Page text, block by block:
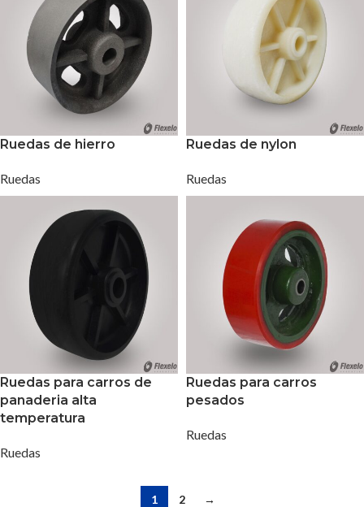
Ruedas de hierro
Ruedas
Ruedas de nylon
Ruedas
Ruedas para carros de
panaderia alta
temperatura
Ruedas
Ruedas para carros
pesados
Ruedas
1 2 →